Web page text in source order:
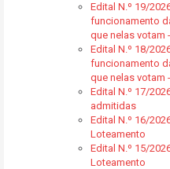
Edital N.º 19/
funcionamento
que nelas votam
Edital N.º 18/
funcionamento
que nelas votam
Edital N.º 17/
admitidas
Edital N.º 16/
Loteamento
Edital N.º 15/
Loteamento